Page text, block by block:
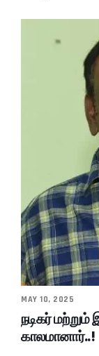
MAY 10, 2025
நடிகர் மற்றும்
காலமானார்..!